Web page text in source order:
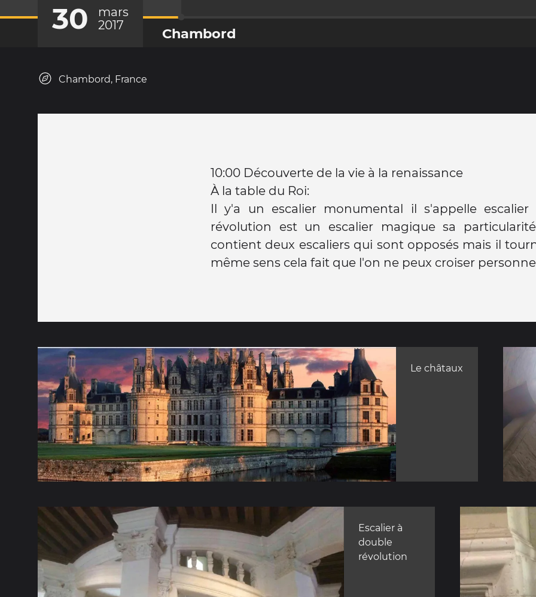
30
mars
2017
Chambord
Chambord, France
10:00 Découverte de la vie à la renaissance
À la table du Roi:
Il y'a un escalier monumental il s'appelle
révolution est un escalier magique sa
contient deux escaliers qui sont opposés mais il
même sens cela fait que l'on ne peux croiser
Le châtaux
Escalier à
double
révolution